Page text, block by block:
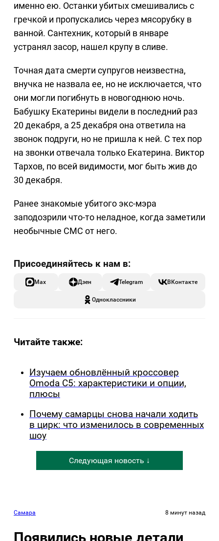
именно ею. Останки убитых смешивались с
гречкой и пропускались через мясорубку в
ванной. Сантехник, который в январе
устранял засор, нашел крупу в сливе.
Точная дата смерти супругов неизвестна,
внучка не назвала ее, но не исключается, что
они могли погибнуть в новогоднюю ночь.
Бабушку Екатерины видели в последний раз
20 декабря, а 25 декабря она ответила на
звонок подруги, но не пришла к ней. С тех пор
на звонки отвечала только Екатерина. Виктор
Тархов, по всей видимости, мог быть жив до
30 декабря.
Ранее знакомые убитого экс-мэра
заподозрили что-то неладное, когда заметили
необычные СМС от него.
Max Дзен Telegram ВКонтакте
Одноклассники
Читайте также:
Изучаем обновлённый кроссовер
Omoda C5: характеристики и опции,
плюсы
Почему самарцы снова начали ходить
в цирк: что изменилось в современных
шоу
Следующая новость ↓
Самара 8 минут назад
Появились новые детали